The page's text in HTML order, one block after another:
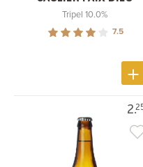
Tripel 10.0%
7.5
2.